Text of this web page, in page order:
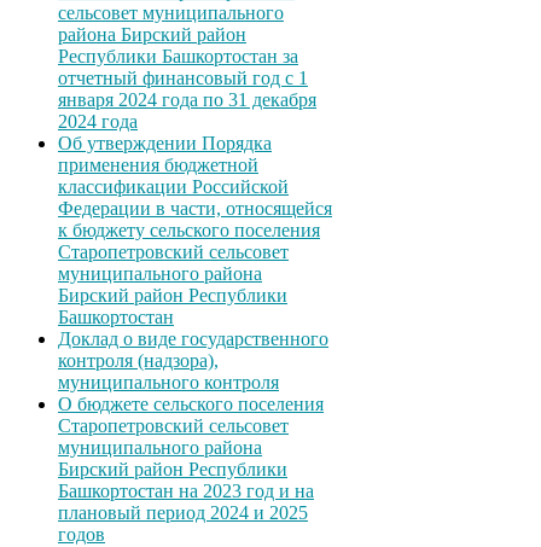
сельсовет муниципального
района Бирский район
Республики Башкортостан за
отчетный финансовый год с 1
января 2024 года по 31 декабря
2024 года
Об утверждении Порядка
применения бюджетной
классификации Российской
Федерации в части, относящейся
к бюджету сельского поселения
Старопетровский сельсовет
муниципального района
Бирский район Республики
Башкортостан
Доклад о виде государственного
контроля (надзора),
муниципального контроля
О бюджете сельского поселения
Старопетровский сельсовет
муниципального района
Бирский район Республики
Башкортостан на 2023 год и на
плановый период 2024 и 2025
годов